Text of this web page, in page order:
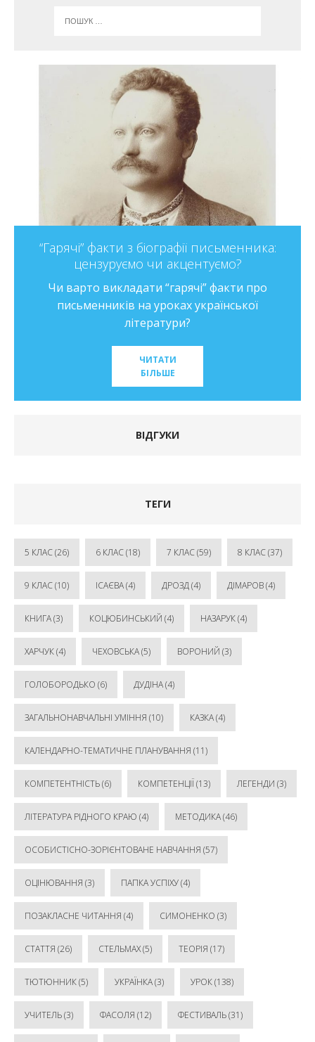
“Гарячі” факти з біографії письменника:
цензуруємо чи акцентуємо?
Чи варто викладати “гарячі” факти про
письменників на уроках української
літератури?
ЧИТАТИ
БІЛЬШЕ
ВІДГУКИ
ТЕГИ
5 КЛАС(26) 6 КЛАС(18) 7 КЛАС(59) 8 КЛАС(37)
9 КЛАС(10) ІСАЄВА(4) ДРОЗД(4) ДІМАРОВ(4)
КНИГА(3) КОЦЮБИНСЬКИЙ (4) НАЗАРУК(4)
ХАРЧУК(4) ЧЕХОВСЬКА(5) ВОРОНИЙ (3)
ГОЛОБОРОДЬКО (6) ДУДІНА(4)
ЗАГАЛЬНОНАВЧАЛЬНІ УМІННЯ (10) КАЗКА(4)
КАЛЕНДАРНО-ТЕМАТИЧНЕ ПЛАНУВАННЯ (11)
КОМПЕТЕНТНІСТЬ(6) КОМПЕТЕНЦІЇ (13) ЛЕГЕНДИ (3)
ЛІТЕРАТУРА РІДНОГО КРАЮ (4) МЕТОДИКА(46)
ОСОБИСТІСНО-ЗОРІЄНТОВАНЕ НАВЧАННЯ (57)
ОЦІНЮВАННЯ (3) ПАПКА УСПІХУ(4)
ПОЗАКЛАСНЕ ЧИТАННЯ (4) СИМОНЕНКО (3)
СТАТТЯ (26) СТЕЛЬМАХ(5) ТЕОРІЯ (17)
ТЮТЮННИК(5) УКРАЇНКА(3) УРОК(138)
УЧИТЕЛЬ(3) ФАСОЛЯ (12) ФЕСТИВАЛЬ(31)